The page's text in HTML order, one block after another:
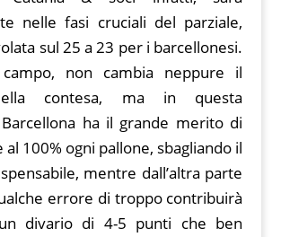
nelle fasi cruciali del parziale,
sul 25 a 23 per i barcellonesi.
non cambia neppure il
contesa, ma in questa
Barcellona ha il grande merito di
al 100% ogni pallone, sbagliando il
mentre dall’altra parte
errore di troppo contribuirà
divario di 4-5 punti che ben